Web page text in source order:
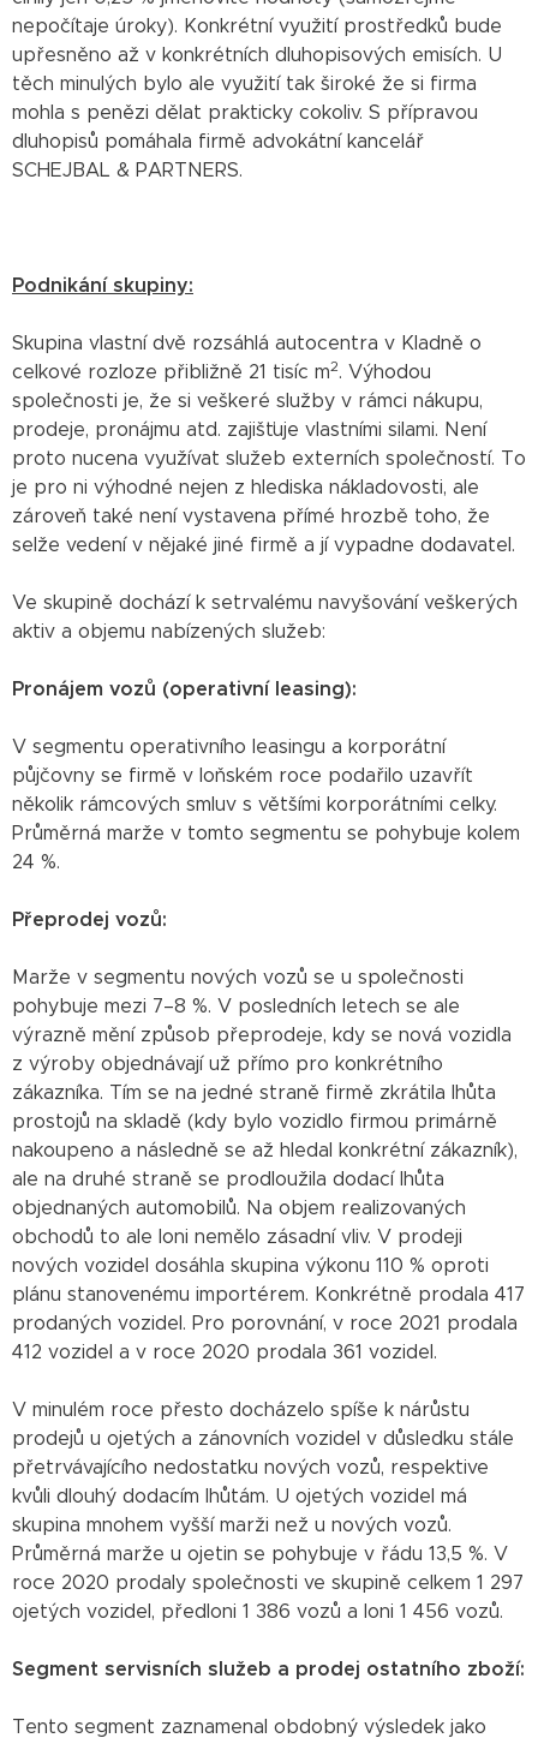
nepočítaje úroky). Konkrétní využití prostředků bude
upřesněno až v konkrétních dluhopisových emisích. U
těch minulých bylo ale využití tak široké že si firma
mohla s penězi dělat prakticky cokoliv. S přípravou
dluhopisů pomáhala firmě advokátní kancelář
SCHEJBAL & PARTNERS.
Podnikání skupiny:
Skupina vlastní dvě rozsáhlá autocentra v Kladně o
celkové rozloze přibližně 21 tisíc m2. Výhodou
společnosti je, že si veškeré služby v rámci nákupu,
prodeje, pronájmu atd. zajišťuje vlastními silami. Není
proto nucena využívat služeb externích společností. To
je pro ni výhodné nejen z hlediska nákladovosti, ale
zároveň také není vystavena přímé hrozbě toho, že
selže vedení v nějaké jiné firmě a jí vypadne dodavatel.
Ve skupině dochází k setrvalému navyšování veškerých
aktiv a objemu nabízených služeb:
Pronájem vozů (operativní leasing):
V segmentu operativního leasingu a korporátní
půjčovny se firmě v loňském roce podařilo uzavřít
několik rámcových smluv s většími korporátními celky.
Průměrná marže v tomto segmentu se pohybuje kolem
24 %.
Přeprodej vozů:
Marže v segmentu nových vozů se u společnosti
pohybuje mezi 7–8 %. V posledních letech se ale
výrazně mění způsob přeprodeje, kdy se nová vozidla
z výroby objednávají už přímo pro konkrétního
zákazníka. Tím se na jedné straně firmě zkrátila lhůta
prostojů na skladě (kdy bylo vozidlo firmou primárně
nakoupeno a následně se až hledal konkrétní zákazník),
ale na druhé straně se prodloužila dodací lhůta
objednaných automobilů. Na objem realizovaných
obchodů to ale loni nemělo zásadní vliv. V prodeji
nových vozidel dosáhla skupina výkonu 110 % oproti
plánu stanovenému importérem. Konkrétně prodala 417
prodaných vozidel. Pro porovnání, v roce 2021 prodala
412 vozidel a v roce 2020 prodala 361 vozidel.
V minulém roce přesto docházelo spíše k nárůstu
prodejů u ojetých a zánovních vozidel v důsledku stále
přetrvávajícího nedostatku nových vozů, respektive
kvůli dlouhý dodacím lhůtám. U ojetých vozidel má
skupina mnohem vyšší marži než u nových vozů.
Průměrná marže u ojetin se pohybuje v řádu 13,5 %. V
roce 2020 prodaly společnosti ve skupině celkem 1 297
ojetých vozidel, předloni 1 386 vozů a loni 1 456 vozů.
Segment servisních služeb a prodej ostatního zboží:
Tento segment zaznamenal obdobný výsledek jako